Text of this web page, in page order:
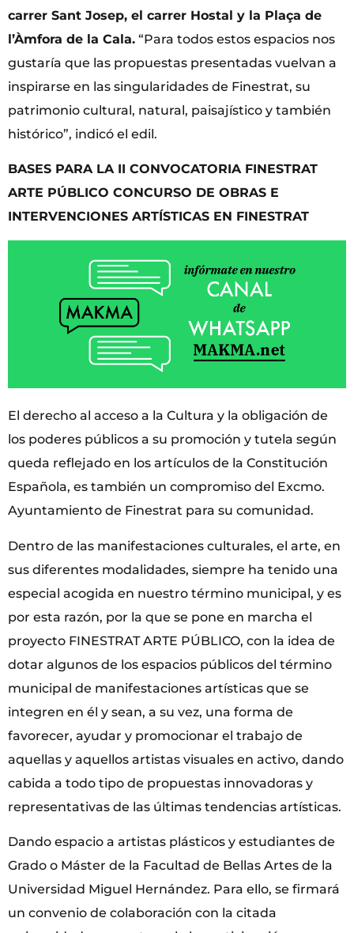
carrer Sant Josep, el carrer Hostal y la Plaça de
l’Àmfora de la Cala. “Para todos estos espacios nos
gustaría que las propuestas presentadas vuelvan a
inspirarse en las singularidades de Finestrat, su
patrimonio cultural, natural, paisajístico y también
histórico”, indicó el edil.
BASES PARA LA II CONVOCATORIA FINESTRAT
ARTE PÚBLICO CONCURSO DE OBRAS E
INTERVENCIONES ARTÍSTICAS EN FINESTRAT
El derecho al acceso a la Cultura y la obligación de
los poderes públicos a su promoción y tutela según
queda reflejado en los artículos de la Constitución
Española, es también un compromiso del Excmo.
Ayuntamiento de Finestrat para su comunidad.
Dentro de las manifestaciones culturales, el arte, en
sus diferentes modalidades, siempre ha tenido una
especial acogida en nuestro término municipal, y es
por esta razón, por la que se pone en marcha el
proyecto FINESTRAT ARTE PÚBLICO, con la idea de
dotar algunos de los espacios públicos del término
municipal de manifestaciones artísticas que se
integren en él y sean, a su vez, una forma de
favorecer, ayudar y promocionar el trabajo de
aquellas y aquellos artistas visuales en activo, dando
cabida a todo tipo de propuestas innovadoras y
representativas de las últimas tendencias artísticas.
Dando espacio a artistas plásticos y estudiantes de
Grado o Máster de la Facultad de Bellas Artes de la
Universidad Miguel Hernández. Para ello, se firmará
un convenio de colaboración con la citada